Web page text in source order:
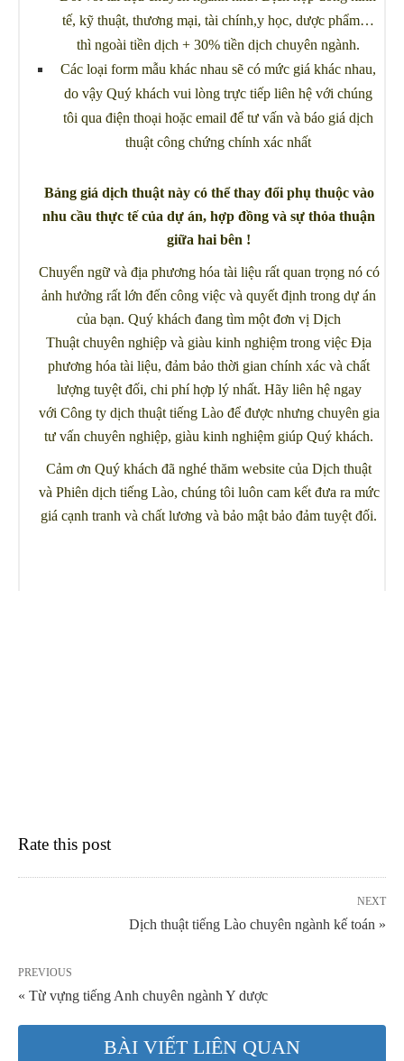
tế, kỹ thuật, thương mại, tài chính,y học, dược phẩm…
thì ngoài tiền dịch + 30% tiền dịch chuyên ngành.
Các loại form mẫu khác nhau sẽ có mức giá khác nhau,
do vậy Quý khách vui lòng trực tiếp liên hệ với chúng
tôi qua điện thoại hoặc email để tư vấn và báo giá dịch
thuật công chứng chính xác nhất
Bảng giá dịch thuật này có thể thay đổi phụ thuộc vào
nhu cầu thực tế của dự án, hợp đồng và sự thỏa thuận
giữa hai bên !
Chuyển ngữ và địa phương hóa tài liệu rất quan trọng nó có
ảnh hưởng rất lớn đến công việc và quyết định trong dự án
của bạn. Quý khách đang tìm một đơn vị Dịch
Thuật chuyên nghiệp và giàu kinh nghiệm trong việc Địa
phương hóa tài liệu, đảm bảo thời gian chính xác và chất
lượng tuyệt đối, chi phí hợp lý nhất. Hãy liên hệ ngay
với Công ty dịch thuật tiếng Lào để được nhưng chuyên gia
tư vấn chuyên nghiệp, giàu kinh nghiệm giúp Quý khách.
Cảm ơn Quý khách đã nghé thăm website của Dịch thuật
và Phiên dịch tiếng Lào, chúng tôi luôn cam kết đưa ra mức
giá cạnh tranh và chất lương và bảo mật bảo đảm tuyệt đối.
Rate this post
NEXT
Dịch thuật tiếng Lào chuyên ngành kế toán »
PREVIOUS
« Từ vựng tiếng Anh chuyên ngành Y dược
BÀI VIẾT LIÊN QUAN